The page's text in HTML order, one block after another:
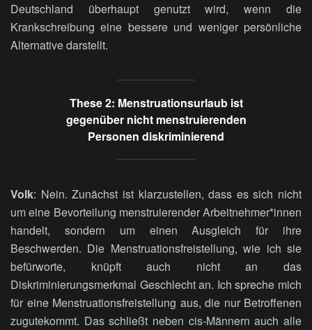
Deutschland überhaupt genutzt wird, wenn die
Krankschreibung eine bessere und weniger persönliche
Alternative darstellt.
These 2: Menstruationsurlaub ist
gegenüber nicht menstruierenden
Personen diskriminierend
Volk: Nein. Zunächst ist klarzustellen, dass es sich nicht
um eine Bevorteilung menstruierender Arbeitnehmer*innen
handelt, sondern um einen Ausgleich für ihre
Beschwerden. Die Menstruationsfreistellung, wie ich sie
befürworte, knüpft auch nicht an das
Diskriminierungsmerkmal Geschlecht an. Ich spreche mich
für eine Menstruationsfreistellung aus, die nur Betroffenen
zugutekommt. Das schließt neben cis-Männern auch alle